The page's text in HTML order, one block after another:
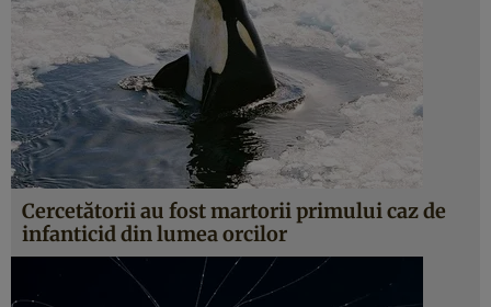
Cercetătorii au fost martorii primului caz de
infanticid din lumea orcilor